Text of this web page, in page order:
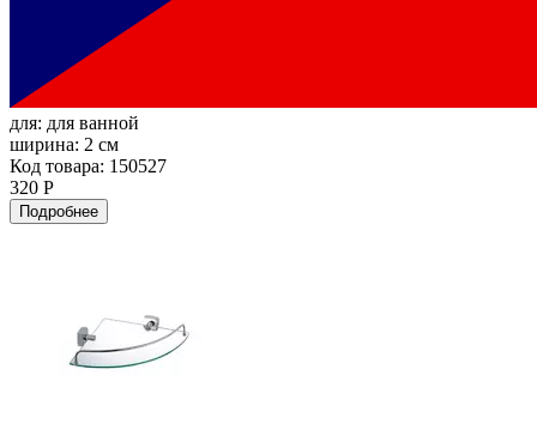
для: для ванной
ширина: 2 см
Код товара: 150527
320 Р
Подробнее